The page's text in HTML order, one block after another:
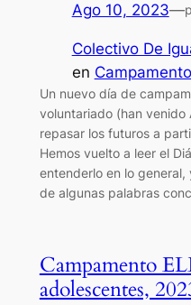
Ago 10, 2023—
Colectivo De
en
Un nuevo día de
voluntariado (han
repasar los futuros a
Hemos vuelto a leer el
entenderlo en lo
de algunas palabras
Campamento
adolescentes,